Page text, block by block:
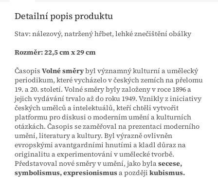
Detailní popis produktu
Stav: nálezový, natržený hřbet, lehké znečištění obálky
Rozměr: 22,5 cm x 29 cm
Časopis Volné směrybyl významný kulturní a umělecký
periodikum, které vycházelo v českých zemích na přelomu
19. a 20. století. Volné směry byly založeny v roce 1896 a
jejich vydávání trvalo až do roku 1949. Vznikly z iniciativy
českých umělců a intelektuálů, kteří chtěli vytvořit
platformu pro diskusi o moderním umění a kulturních
otázkách. Časopis se zaměřoval na prezentaci moderního
umění, literatury a kultury. Byl výrazně ovlivněn
evropskými avantgardními hnutími a kladl důraz na
originalitu a experimentování v umělecké tvorbě.
Představoval nové směry v umění, jako bylasecese,
symbolismus, expresionismusa později kubismus.